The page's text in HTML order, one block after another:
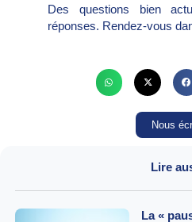
Des questions bien
réponses. Rendez-vous
Nous
Lire
La «